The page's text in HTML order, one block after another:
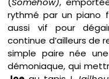
rythmé par un piano
aussi vif pour
continue d’ailleurs de
simple paire née
démoniaque, qui